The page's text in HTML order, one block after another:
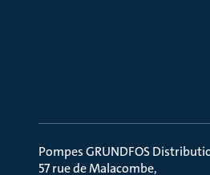
Pompes GRUNDFOS
57 rue de Malacombe